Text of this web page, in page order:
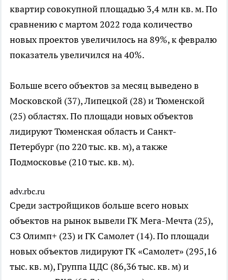
квартир совокупной площадью 3,4 млн кв. м. По
сравнению с мартом 2022 года количество
новых проектов увеличилось на 89%, к февралю
показатель увеличился на 40%.
Больше всего объектов за месяц выведено в
Московской (37), Липецкой (28) и Тюменской
(25) областях. По площади новых объектов
лидируют Тюменская область и Санкт-
Петербург (по 220 тыс. кв. м), а также
Подмосковье (210 тыс. кв. м).
adv.rbc.ru
Среди застройщиков больше всего новых
объектов на рынок вывели ГК Мега-Мечта (25),
СЗ Олимп+ (23) и ГК Самолет (14). По площади
новых объектов лидируют ГК «Самолет» (295,16
тыс. кв. м), Группа ЦДС (86,36 тыс. кв. м) и